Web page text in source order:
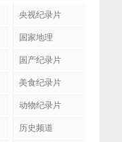
央视纪录片
国家地理
国产纪录片
美食纪录片
动物纪录片
历史频道